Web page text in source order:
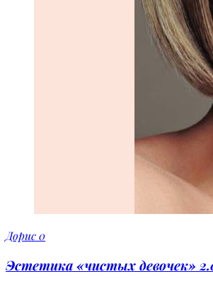
Дорис0
Эстетика «чистых девочек»